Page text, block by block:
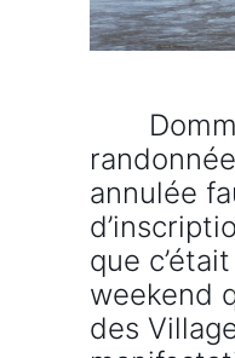
annulée
que
weekend
des